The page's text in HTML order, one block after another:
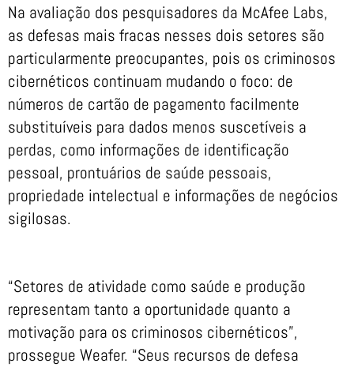
Na avaliação dos pesquisadores da McAfee Labs,
as defesas mais fracas nesses dois setores são
particularmente preocupantes, pois os criminosos
cibernéticos continuam mudando o foco: de
números de cartão de pagamento facilmente
substituíveis para dados menos suscetíveis a
perdas, como informações de identificação
pessoal, prontuários de saúde pessoais,
propriedade intelectual e informações de negócios
sigilosas.
“Setores de atividade como saúde e produção
representam tanto a oportunidade quanto a
motivação para os criminosos cibernéticos”,
prossegue Weafer. “Seus recursos de defesa